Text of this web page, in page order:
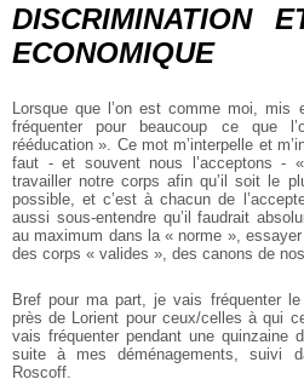
DISCRIMINATION
ECONOMIQUE
Lorsque que l’on est comme moi, mis
fréquenter pour beaucoup ce que
rééducation ». Ce mot m’interpelle et
faut - et souvent nous l’acceptons -
travailler notre corps afin qu’il soit le
possible, et c’est à chacun de
aussi sous-entendre qu’il faudrait
au maximum dans la « norme »,
des corps « valides », des canons de
Bref pour ma part, je vais fréquenter
près de Lorient pour ceux/celles à qui
vais fréquenter pendant une quinzaine
suite à mes déménagements, suivi
Roscoff.